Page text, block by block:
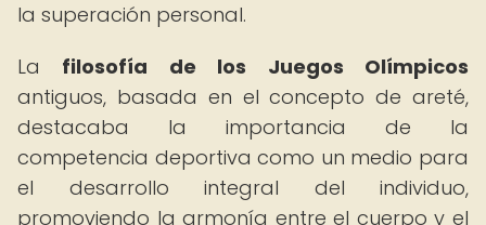
la superación personal.
La filosofía de los Juegos Olímpicos
antiguos, basada en el concepto de areté,
destacaba la importancia de la
competencia deportiva como un medio para
el desarrollo integral del individuo,
promoviendo la armonía entre el cuerpo y el